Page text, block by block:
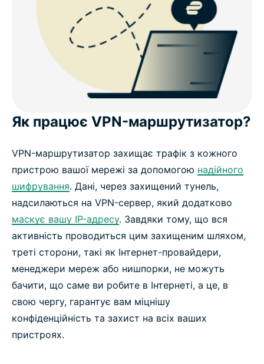
Як працює VPN-маршрутизатор?
VPN-маршрутизатор захищає трафік з кожного
пристрою вашої мережі за допомогою надійного
шифрування. Дані, через захищений тунель,
надсилаються на VPN-сервер, який додатково
маскує вашу IP-адресу. Завдяки тому, що вся
активність проводиться цим захищеним шляхом,
треті сторони, такі як Інтернет-провайдери,
менеджери мереж або нишпорки, не можуть
бачити, що саме ви робите в Інтернеті, а це, в
свою чергу, гарантує вам міцнішу
конфіденційність та захист на всіх ваших
пристроях.